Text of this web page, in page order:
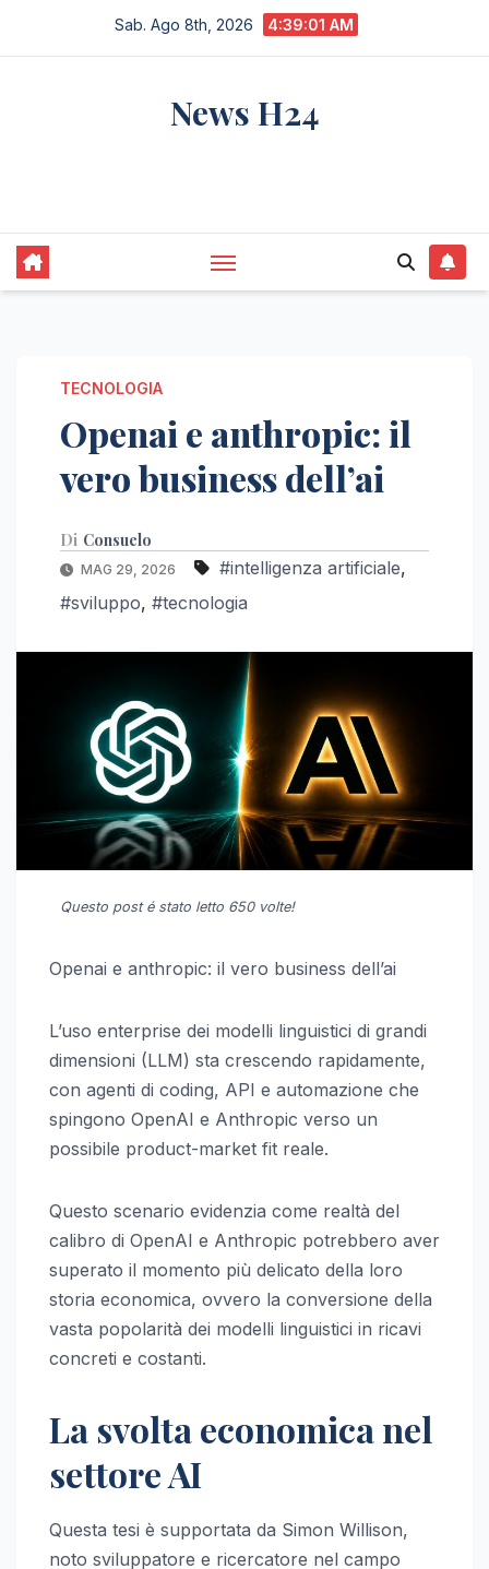
Sab. Ago 8th, 2026 4:39:02 AM
News H24
TECNOLOGIA
Openai e anthropic: il
vero business dell’ai
Di Consuelo
MAG 29, 2026 #intelligenza artificiale,
#sviluppo, #tecnologia
Questo post é stato letto 650 volte!
Openai e anthropic: il vero business dell’ai
L’uso enterprise dei modelli linguistici di grandi
dimensioni (LLM) sta crescendo rapidamente,
con agenti di coding, API e automazione che
spingono OpenAI e Anthropic verso un
possibile product-market fit reale.
Questo scenario evidenzia come realtà del
calibro di OpenAI e Anthropic potrebbero aver
superato il momento più delicato della loro
storia economica, ovvero la conversione della
vasta popolarità dei modelli linguistici in ricavi
concreti e costanti.
La svolta economica nel
settore AI
Questa tesi è supportata da Simon Willison,
noto sviluppatore e ricercatore nel campo